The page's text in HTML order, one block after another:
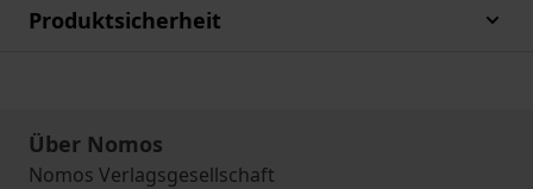
Produktsicherheit
Über Nomos
Nomos Verlagsgesellschaft